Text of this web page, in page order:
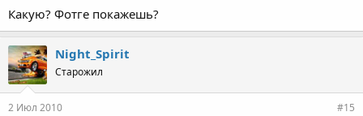
Нажмите для раскрытия...
+1 Даже если это просто из-за отсутсвия фильтра -
балансировке уже писта! 8) Подсобери денег и возьми че-нить
новое....
Я тож сначала по помойкам лазил,но потом понял что это
кроилово приведет известно к чему и купил новую! :wink:
Какую? Фотге покажешь?
Night_Spirit
Старожил
2 Июл 2010 #15